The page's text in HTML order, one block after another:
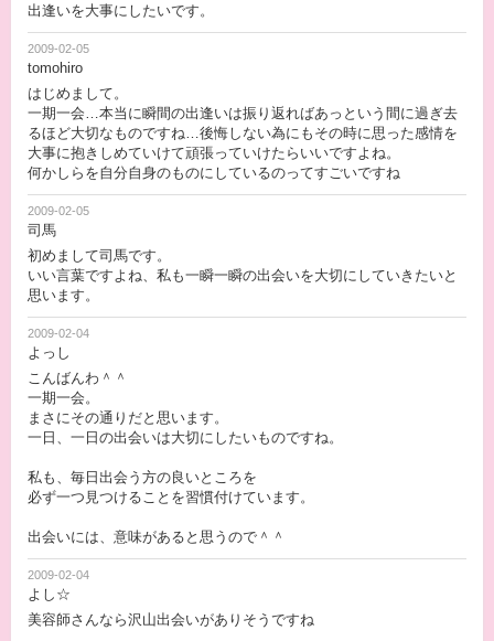
出逢いを大事にしたいです。
2009-02-05
tomohiro
はじめまして。
一期一会…本当に瞬間の出逢いは振り返ればあっという間に過ぎ去
るほど大切なものですね…後悔しない為にもその時に思った感情を
大事に抱きしめていけて頑張っていけたらいいですよね。
何かしらを自分自身のものにしているのってすごいですね
2009-02-05
司馬
初めまして司馬です。
いい言葉ですよね、私も一瞬一瞬の出会いを大切にしていきたいと
思います。
2009-02-04
よっし
こんばんわ＾＾
一期一会。
まさにその通りだと思います。
一日、一日の出会いは大切にしたいものですね。
私も、毎日出会う方の良いところを
必ず一つ見つけることを習慣付けています。
出会いには、意味があると思うので＾＾
2009-02-04
よし☆
美容師さんなら沢山出会いがありそうですね